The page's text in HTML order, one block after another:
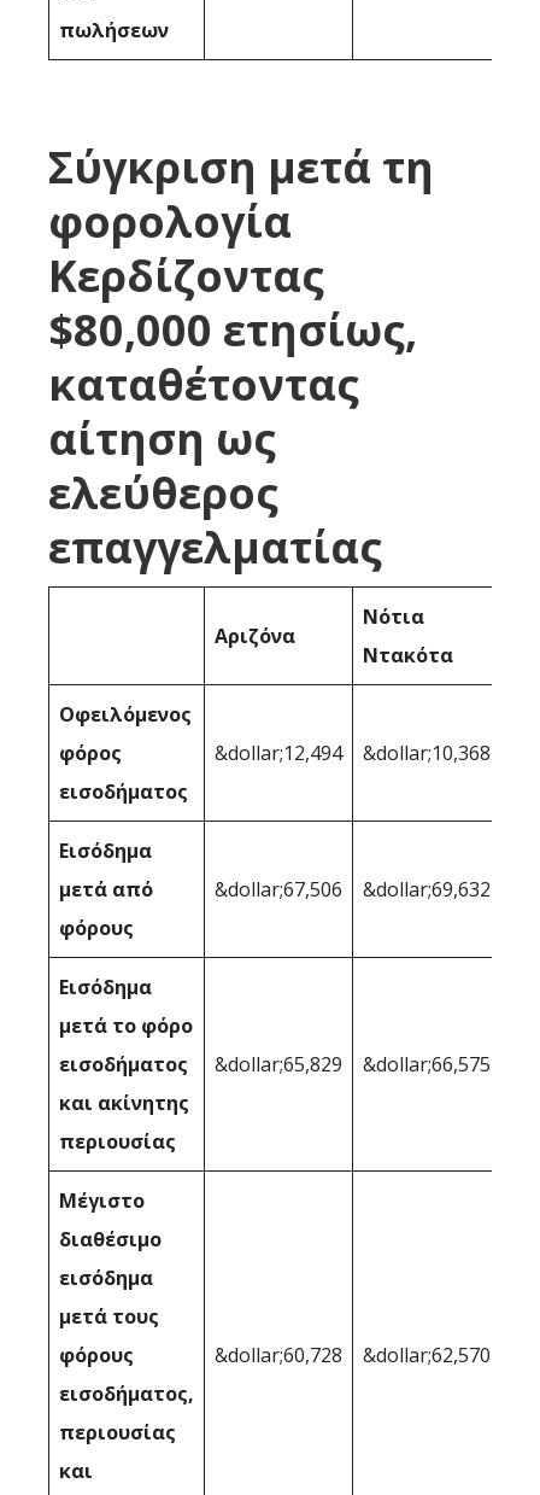
πωλήσεων
Σύγκριση μετά τη
φορολογία
Κερδίζοντας
$80,000 ετησίως,
καταθέτοντας
αίτηση ως
ελεύθερος
επαγγελματίας
Αριζόνα
Νότια
Ντακότα
Οφειλόμενος
φόρος
εισοδήματος
&dollar;12,494 &dollar;10,368
Εισόδημα
μετά από
φόρους
&dollar;67,506 &dollar;69,632
Εισόδημα
μετά το φόρο
εισοδήματος
και ακίνητης
περιουσίας
&dollar;65,829 &dollar;66,575
Μέγιστο
διαθέσιμο
εισόδημα
μετά τους
φόρους
εισοδήματος,
περιουσίας
και
&dollar;60,728 &dollar;62,570